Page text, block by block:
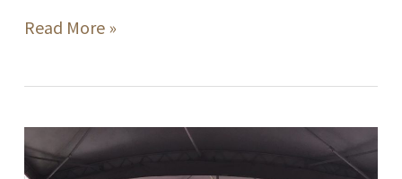
全
USR
Read More »